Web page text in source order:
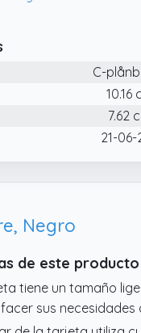
tarjetas de visita o
C-
10.16
7.62
21-06-
Negro
de este producto
tiene un tamaño
sus necesidades